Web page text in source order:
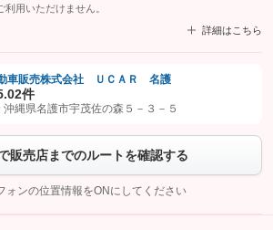
用いただけません。
詳細はこちら
ネットを友だち追加してから「許可する」ボタンを押
ボタンをタップして問い合わせを
い。
こちら
車販売株式会社 ＵＣＡＲ 名護
2件
縄県名護市宇茂佐の森５－３－５
販売店までのルートを確認する
ォンの位置情報をONにしてください